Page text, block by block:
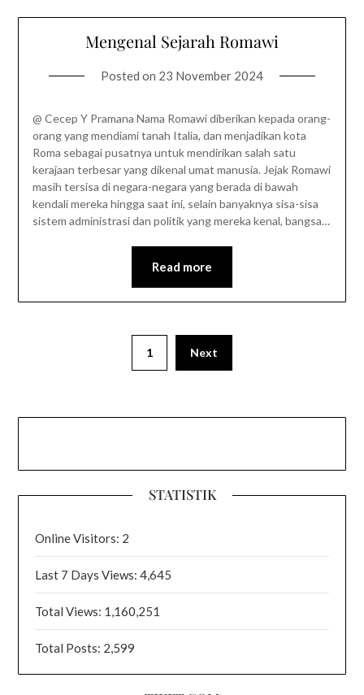
Mengenal Sejarah Romawi
Posted on 23 November 2024
@ Cecep Y Pramana Nama Romawi diberikan kepada orang-
orang yang mendiami tanah Italia, dan menjadikan kota
Roma sebagai pusatnya untuk mendirikan salah satu
kerajaan terbesar yang dikenal umat manusia. Jejak Romawi
masih tersisa di negara-negara yang berada di bawah
kendali mereka hingga saat ini, selain banyaknya sisa-sisa
sistem administrasi dan politik yang mereka kenal, bangsa…
Read more
1 Next
STATISTIK
Online Visitors: 2
Last 7 Days Views:4,645
Total Views: 1,160,251
Total Posts: 2,599